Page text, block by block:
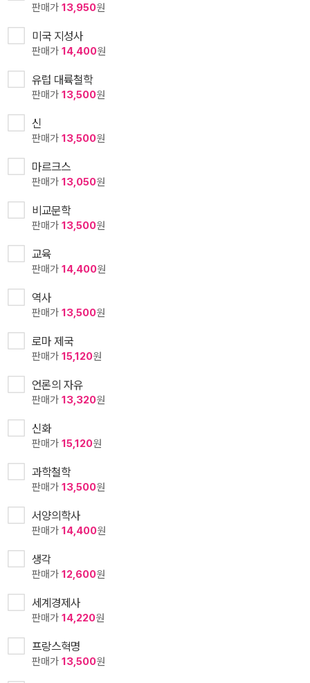
판매가 13,950원
미국 지성사
판매가 14,400원
유럽 대륙철학
판매가 13,500원
신
판매가 13,500원
마르크스
판매가 13,050원
비교문학
판매가 13,500원
교육
판매가 14,400원
역사
판매가 13,500원
로마 제국
판매가 15,120원
언론의 자유
판매가 13,320원
신화
판매가 15,120원
과학철학
판매가 13,500원
서양의학사
판매가 14,400원
생각
판매가 12,600원
세계경제사
판매가 14,220원
프랑스혁명
판매가 13,500원